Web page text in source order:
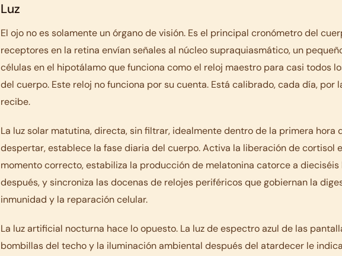
Luz
El ojo no es solamente un órgano de visión. Es el principal cronómetro del
receptores en la retina envían señales al núcleo supraquiasmático, un
células en el hipotálamo que funciona como el reloj maestro para casi todos
del cuerpo. Este reloj no funciona por su cuenta. Está calibrado, cada día, por
recibe.
La luz solar matutina, directa, sin filtrar, idealmente dentro de la primera hora
despertar, establece la fase diaria del cuerpo. Activa la liberación de cortisol
momento correcto, estabiliza la producción de melatonina catorce a dieciséis
después, y sincroniza las docenas de relojes periféricos que gobiernan la
inmunidad y la reparación celular.
La luz artificial nocturna hace lo opuesto. La luz de espectro azul de las
bombillas del techo y la iluminación ambiental después del atardecer le